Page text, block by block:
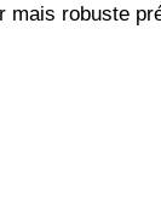
robuste